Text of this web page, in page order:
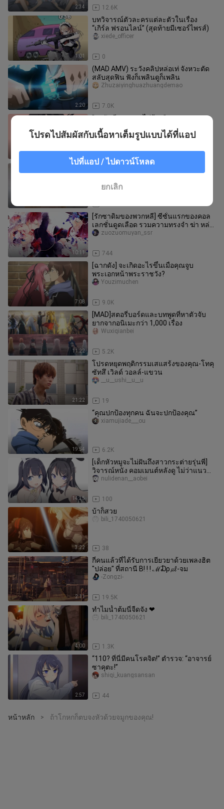
2:34 12.6K
1:01
บทวิจารณ์ตัวละครแต่ละตัวในเรื่อง
“เกิร์ล ฟรอนไลน์” (สุดท้ายมีเซอร์ไพรส์)
0
xiede_officer
2:20
(MAD AMV) ระวังคลิปหล่อเท่ จังหวะตัด
สลับสุดฟิน ฟังก็เพลินดูก็เพลิน
7.0K
Zhuzaiyinghuazhuangdemao
"ทุกวันมีความสุขไม่รู้จบ"
กิจวัตรประจำวันของเมลาลูก้าที่ไม่อาจ
ต้านทานได้♡รุ่นพี่ไหม丨Ye Meow
Yemiaow
10:11
[รักซาดิมของพวกหลี] ซีซั่นแรกของคอล
เลกชั่นดูดเลือด รวมความทรงจำ ฆ่า หล่อ
นำหน้า!!!
744
zuozuomuyan_ssr
7:08
[ฉากดัง] จะเกิดอะไรขึ้นเมื่อคุณจูบ
พระเอกหน้าพระราชวัง?
9.0K
Youzimuchen
11:22
[MAD]สตอรี่บอร์ดและบทพูดที่หาตัวจับ
ยากจากอนิเมะกว่า 1,000 เรื่อง
5.2K
Wuxiqianbei
21:22
โปรดหยุดพฤติกรรมเสแสร้งของคุณ-โทคุ
ซัทสึ เวิลด์ วอลล์-แขวน
19
__u__ushi__u__u
19:54
“คุณปกป้องทุกคน ฉันจะปกป้องคุณ”
6.2K
xiamujiade___ou
14:35
[เด็กหัวหมูจะไม่ฝันถึงสาวกระต่ายรุ่นพี่]
วิจารณ์หนัง คอมเมนต์หลังดู ไม่ว่าแนว
โลกไหน ขอให้ใช้ชีวิตอย่
100
nulidenan__aobei
3:22
บ้าก็สวย
38
bili_1740050621
2:11
กี่คนแล้วที่ได้รับการเยียวยาด้วยเพลงฮิต
"ปล่อย" ที่สถานี B! ! ! ℳ₯㎕-จม
19.5K
-Zongzi-
4:00
ทำไมน้ำต้มนี่จืดจัง ❤
1.3K
bili_1740050621
2:57
“110? ที่นี่มีคนโรคจิต!” ตำรวจ: “อาจารย์
ซาคุตะ!”
44
shiqi_kuangsansan
หน้าหลัก > ถ้าโกหกก็ตบจงหัวด้วยจมูกของคุณ!
โปรดไปสัมผัสกับเนื้อหาเต็มรูปแบบได้ที่แอป
ไปที่แอป / ไปดาวน์โหลด
ยกเลิก